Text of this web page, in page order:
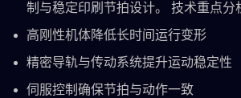
制与稳定印刷节拍设计。 技术重点分
高刚性机体降低长时间运行变形
精密导轨与传动系统提升运动稳定性
伺服控制确保节拍与动作一致